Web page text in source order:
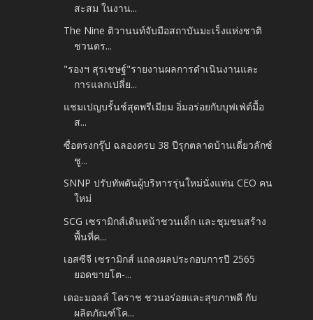
สะสม ในงาน...
The Nine ติวานนท์จับมือสถาบันมะเร็งแห่งชาติ
ชวนตร...
"รองฯ สุรเชษฐ์"รายงานผลการดำเนินงานและ
การแลกเปลี่ย...
แชมเปญบรั้นช์สุดพรีเมียม อิ่มอร่อยกับบุฟเฟ่ต์มื้อ
ส...
ซื่อตรงกรุ๊ป ฉลองครบ 38 ปีรุกตลาดบ้านเดี่ยวลักซ์
ชู...
SNNP ปรับทัพดันผู้บริหารรุ่นใหม่นั่งแท่น CEO คน
ใหม่
SCG เซรามิกส์เดินหน้าชวนเด็ก และชุมชนสร้าง
พื้นที่ค...
เอสซีจี เซรามิกส์ แถลงผลประกอบการปี 2565
ยอดขายโต-...
เดอะมอลล์ โคราช ชวนอร่อยและสุขภาพดี กับ
ผลิตภัณฑ์โค...